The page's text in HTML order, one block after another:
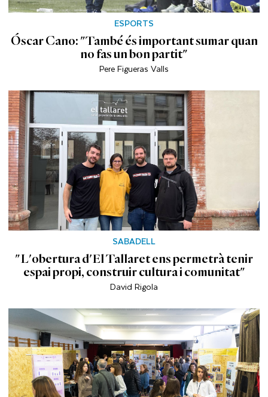
ESPORTS
Óscar Cano: "També és important sumar quan
no fas un bon partit"
Pere Figueras Valls
SABADELL
"L'obertura d'El Tallaret ens permetrà tenir
espai propi, construir cultura i comunitat"
David Rigola